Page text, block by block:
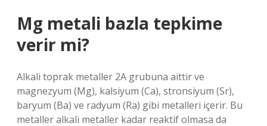
Mg metali bazla tepkime
verir mi?
Alkali toprak metaller 2A grubuna aittir ve
magnezyum (Mg), kalsiyum (Ca), stronsiyum (Sr),
baryum (Ba) ve radyum (Ra) gibi metalleri içerir. Bu
metaller alkali metaller kadar reaktif olmasa da